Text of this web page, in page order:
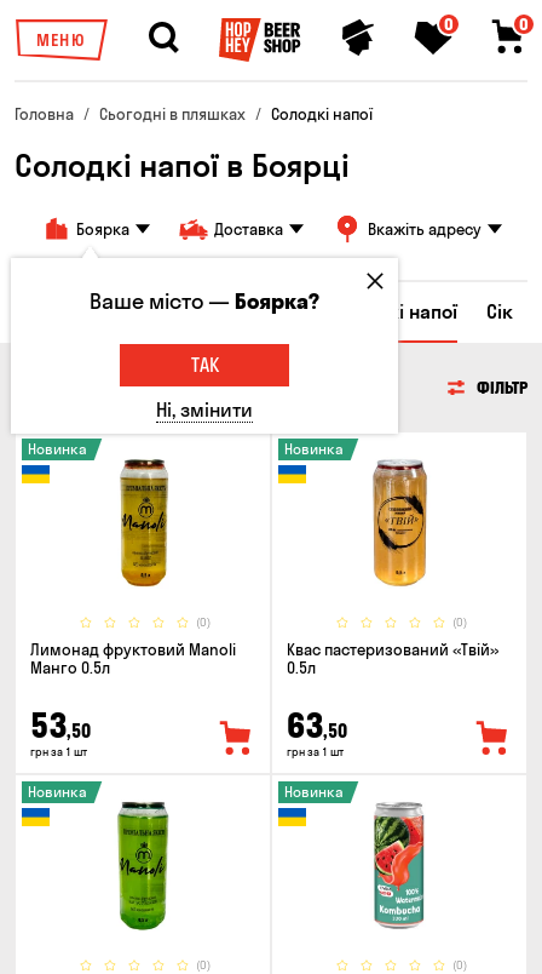
МЕНЮ
0 0
Головна Сьогодні в пляшках Солодкі напої
Солодкі напої в Боярці
Боярка Доставка Вкажіть адресу
Вода Енергетичні напої Солодкі напої Сік
СОЛОДКІ НАПОЇ ФІЛЬТР
(0)
Новинка
Лимонад фруктовий Manoli
Манго 0.5л
53,50
грн за 1 шт
(0)
Новинка
Квас пастеризований «Твій»
0.5л
63,50
грн за 1 шт
(0)
Новинка
(0)
Новинка
Ваше місто —Боярка?
ТАК
Ні, змінити